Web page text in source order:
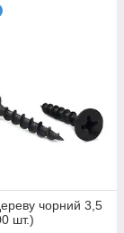
чорний 3,5
шт.)